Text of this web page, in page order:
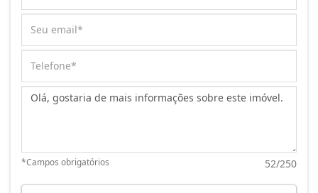
Mensagem:
52/250
*Campos obrigatórios